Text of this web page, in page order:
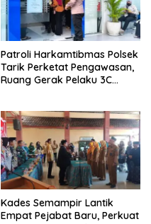
Patroli Harkamtibmas Polsek
Tarik Perketat Pengawasan,
Ruang Gerak Pelaku 3C
Kades Semampir Lantik
Empat Pejabat Baru, Perkuat